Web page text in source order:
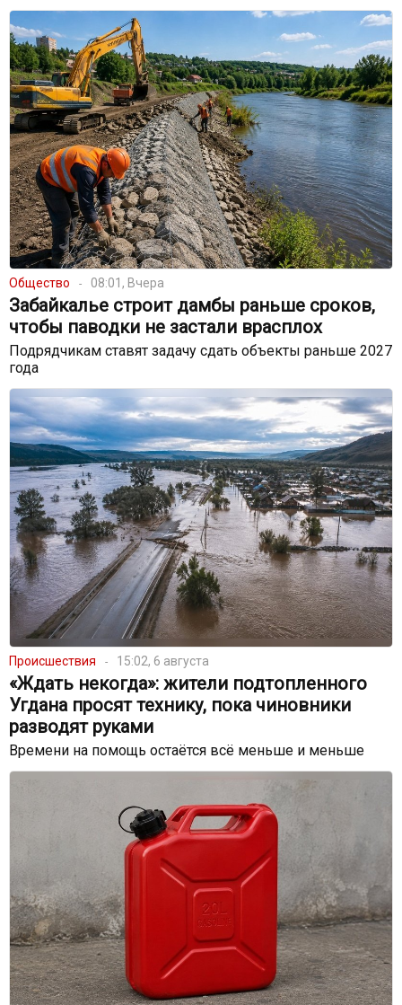
Общество 08:01, Вчера
Забайкалье строит дамбы раньше сроков,
чтобы паводки не застали врасплох
Подрядчикам ставят задачу сдать объекты раньше 2027
года
Происшествия 15:02, 6 августа
«Ждать некогда»: жители подтопленного
Угдана просят технику, пока чиновники
разводят руками
Времени на помощь остаётся всё меньше и меньше